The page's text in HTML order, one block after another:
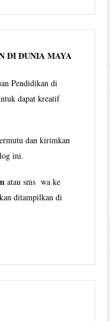
DI DUNIA MAYA
Pendidikan di
dapat kreatif
dan kirimkan
ini.
atau sms wa ke
ditampilkan di